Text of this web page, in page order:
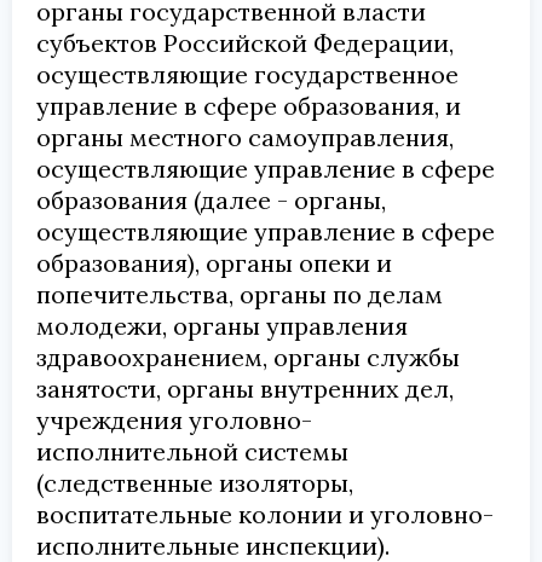
органы государственной власти
субъектов Российской Федерации,
осуществляющие государственное
управление в сфере образования, и
органы местного самоуправления,
осуществляющие управление в сфере
образования (далее - органы,
осуществляющие управление в сфере
образования), органы опеки и
попечительства, органы по делам
молодежи, органы управления
здравоохранением, органы службы
занятости, органы внутренних дел,
учреждения уголовно-
исполнительной системы
(следственные изоляторы,
воспитательные колонии и уголовно-
исполнительные инспекции).